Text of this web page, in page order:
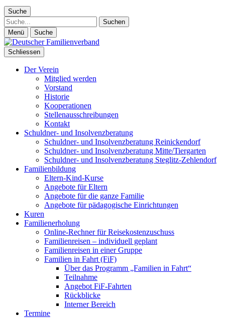
Suche
Suche
Menü Suche
Schliessen
Der Verein
Mitglied werden
Vorstand
Historie
Kooperationen
Stellenausschreibungen
Kontakt
Schuldner- und Insolvenzberatung
Schuldner- und Insolvenzberatung Reinickendorf
Schuldner- und Insolvenzberatung Mitte/Tiergarten
Schuldner- und Insolvenzberatung Steglitz-Zehlendorf
Familienbildung
Eltern-Kind-Kurse
Angebote für Eltern
Angebote für die ganze Familie
Angebote für pädagogische Einrichtungen
Kuren
Familienerholung
Online-Rechner für Reisekostenzuschuss
Familienreisen – individuell geplant
Familienreisen in einer Gruppe
Familien in Fahrt (FiF)
Über das Programm „Familien in Fahrt“
Teilnahme
Angebot FiF-Fahrten
Rückblicke
Interner Bereich
Termine